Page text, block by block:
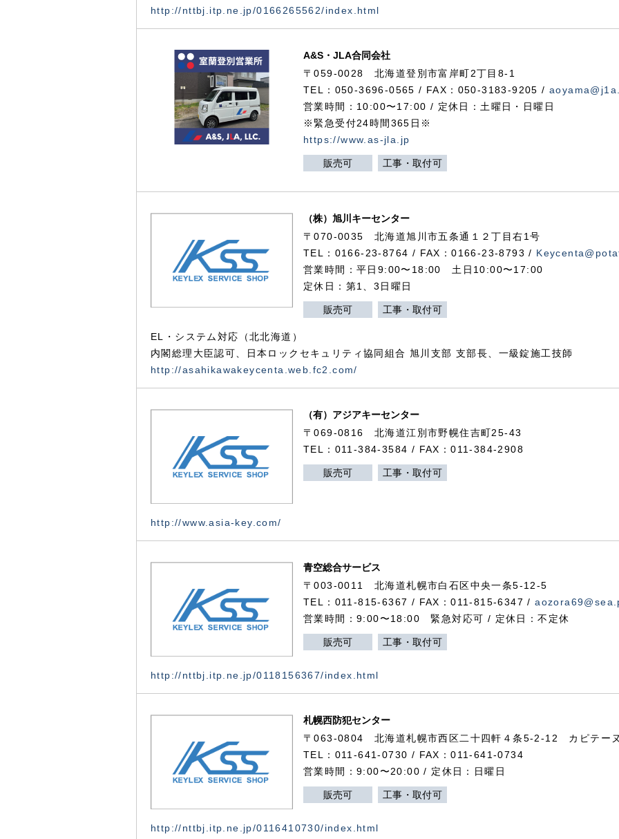
http://nttbj.itp.ne.jp/0166265562/index.html
A&S・JLA合同会社
〒059-0028北海道登別市富岸町2丁目 8-1
TEL：050-3696-0565 / FAX：050-3183-9205 /
営業時間：10:00〜17:00 / 定休日：土曜日・日曜日
※緊急受付24時間365日※
https://www.as-jla.jp
販売可 工事・取付可
（株）旭川キーセンター
〒070-0035 北海道旭川市五条通１２丁目右1号
TEL：0166-23-8764 / FAX：0166-23-8793 /
営業時間：平日9:00〜18:00 土日10:00〜17:00
定休日：第1、3日曜日
販売可 工事・取付可
EL・システム対応（北北海道）
内閣総理大臣認可、日本ロックセキュリティ協同組合 旭川支部 支部長、一級錠施工技師
http://asahikawakeycenta.web.fc2.com/
（有）アジアキーセンター
〒069-0816 北海道江別市野幌住吉町25-43
TEL：011-384-3584 / FAX：011-384-2908
販売可 工事・取付可
http://www.asia-key.com/
青空総合サービス
〒003-0011 北海道札幌市白石区中央一条5-12-5
TEL：011-815-6367 / FAX：011-815-6347 /
営業時間：9:00〜18:00 緊急対応可 / 定休日：不定休
販売可 工事・取付可
http://nttbj.itp.ne.jp/0118156367/index.html
札幌西防犯センター
〒063-0804 北海道札幌市西区二十四軒４条5-2-12 カピテー
TEL：011-641-0730 / FAX：011-641-0734
営業時間：9:00〜20:00 / 定休日：日曜日
販売可 工事・取付可
http://nttbj.itp.ne.jp/0116410730/index.html